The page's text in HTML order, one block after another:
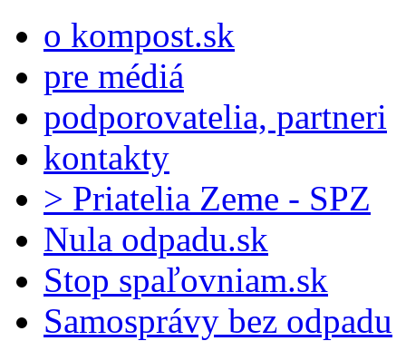
o kompost.sk
pre médiá
podporovatelia, partneri
kontakty
> Priatelia Zeme - SPZ
Nula odpadu.sk
Stop spaľovniam.sk
Samosprávy bez odpadu